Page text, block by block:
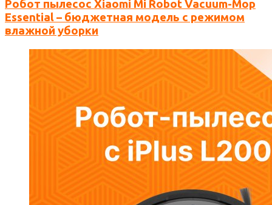
Робот пылесос Xiaomi Mi Robot Vacuum-Mop
Essential – бюджетная модель с режимом
влажной уборки